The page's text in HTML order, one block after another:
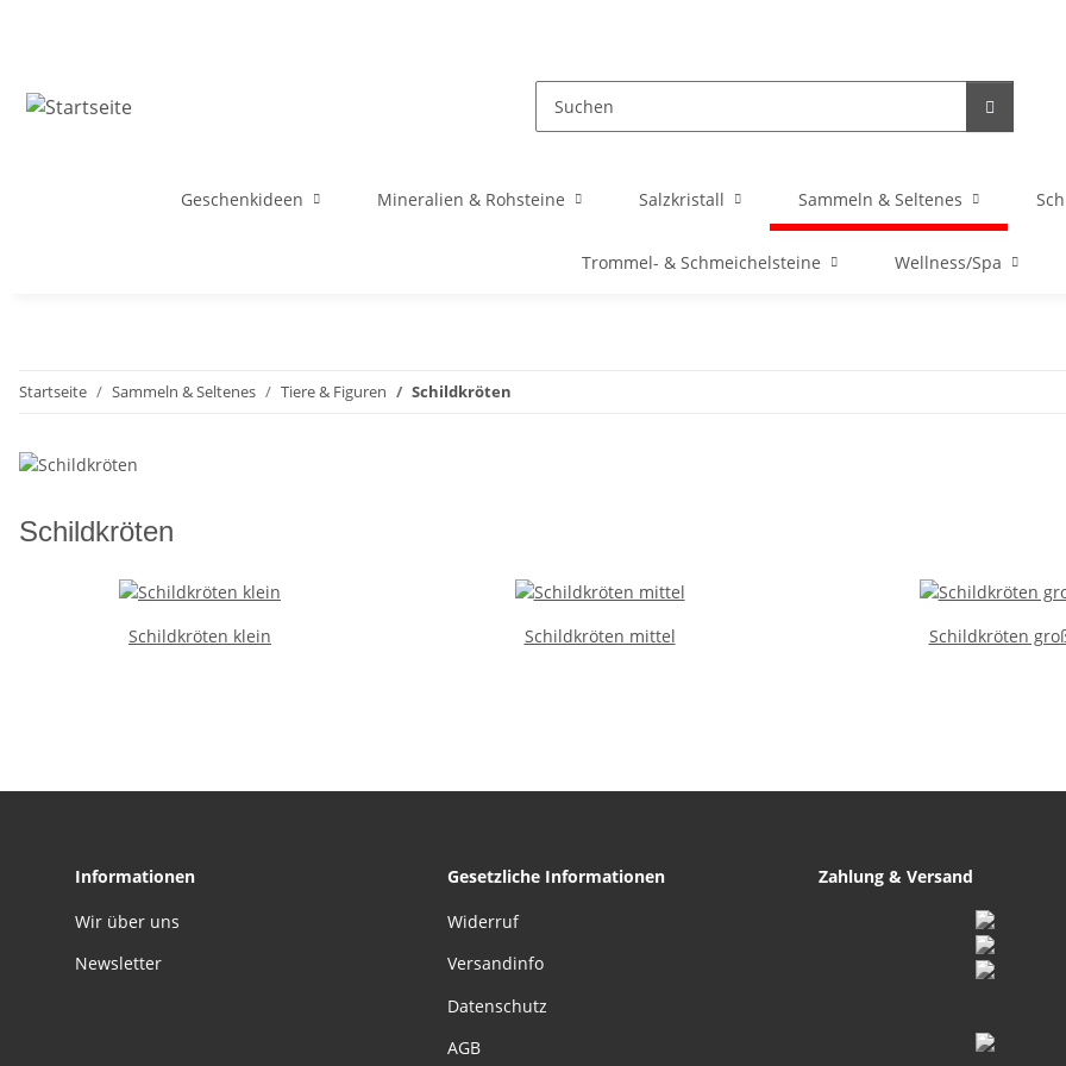
Geschenkideen Mineralien & Rohsteine Salzkristall Sammeln & Seltenes
Trommel- & Schmeichelsteine Wellness/Spa
Startseite Sammeln & Seltenes Tiere & Figuren Schildkröten
Schildkröten
Schildkröten klein Schildkröten mittel Schildkröten
Informationen
Wir über uns
Newsletter
Gesetzliche Informationen
Widerruf
Versandinfo
Datenschutz
AGB
Zahlung & Versand